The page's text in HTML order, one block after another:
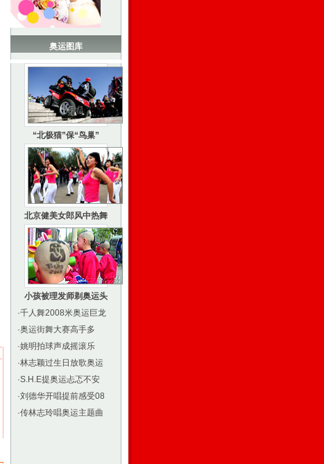
奥运图库
“北极猫”保“鸟巢”
北京健美女郎风中热舞
小孩被理发师剃奥运头
·千人舞2008米奥运巨龙
·奥运街舞大赛高手多
·姚明拍球声成摇滚乐
·林志颖过生日放歌奥运
·S.H.E提奥运忐忑不安
·刘德华开唱提前感受08
·传林志玲唱奥运主题曲